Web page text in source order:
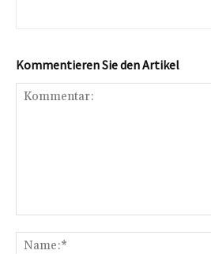
Kommentieren Sie den Artikel